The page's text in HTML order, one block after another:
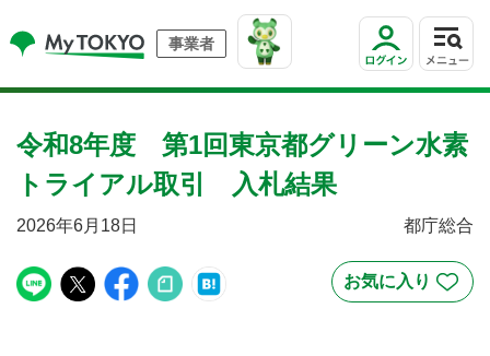
事業者
令和8年度 第1回東京都グリーン水素
トライアル取引 入札結果
2026年6月18日 都庁総合